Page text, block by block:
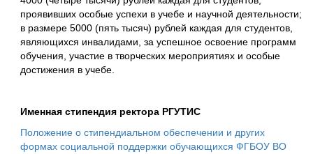
проявивших особые успехи в учебе и научной деятельности;
в размере 5000 (пять тысяч) рублей каждая для студентов,
являющихся инвалидами, за успешное освоение программ
обучения, участие в творческих мероприятиях и особые
достижения в учебе.
Именная стипендия ректора РГУТИС
Положение о стипендиальном обеспечении и других
формах социальной поддержки обучающихся ФГБОУ ВО